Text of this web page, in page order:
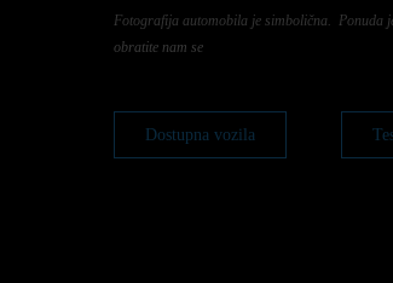
Fotografija automobila je simbolična. Ponuda
obratite nam se
Dostupna vozila